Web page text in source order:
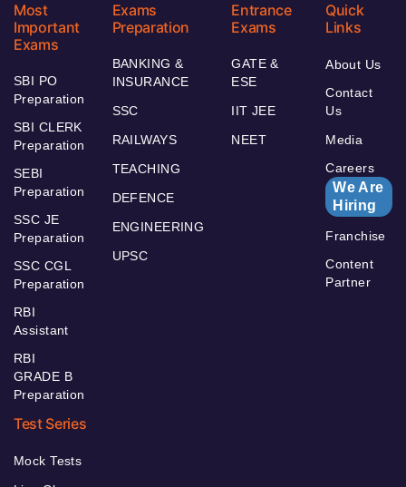
Most
Important
Exams
SBI PO
Preparation
SBI CLERK
Preparation
SEBI
Preparation
SSC JE
Preparation
SSC CGL
Preparation
RBI
Assistant
RBI
GRADE B
Preparation
Exams
Preparation
BANKING &
INSURANCE
SSC
RAILWAYS
TEACHING
DEFENCE
ENGINEERING
UPSC
Entrance
Exams
GATE &
ESE
IIT JEE
NEET
Quick
Links
About Us
Contact
Us
Media
Careers
We Are
Hiring
Franchise
Content
Partner
Test Series
Mock Tests